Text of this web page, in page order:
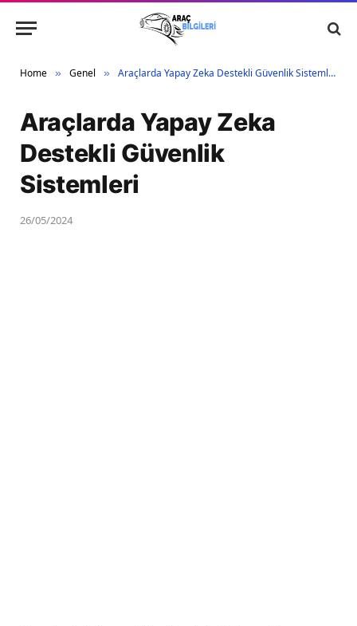
Home » Genel » Araçlarda Yapay Zeka Destekli Güvenlik Sistemleri
Araçlarda Yapay Zeka
Destekli Güvenlik
Sistemleri
26/05/2024